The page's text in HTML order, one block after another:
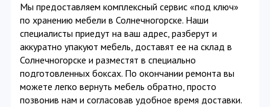
Мы предоставляем комплексный сервис «под ключ»
по хранению мебели в Солнечногорске. Наши
специалисты приедут на ваш адрес, разберут и
аккуратно упакуют мебель, доставят ее на склад в
Солнечногорске и разместят в специально
подготовленных боксах. По окончании ремонта вы
можете легко вернуть мебель обратно, просто
позвонив нам и согласовав удобное время доставки.